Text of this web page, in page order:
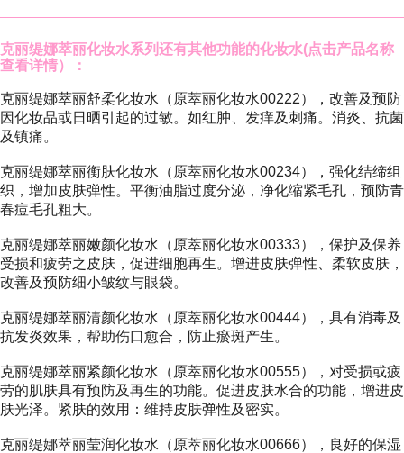
克丽缇娜萃丽化妆水系列还有其他功能的化妆水(点击产品名称
查看详情）：
克丽缇娜萃丽舒柔化妆水（原萃丽化妆水00222）
，改善及预防
因化妆品或日晒引起的过敏。如红肿、发痒及刺痛。消炎、抗菌
及镇痛。
克丽缇娜萃丽衡肤化妆水（原萃丽化妆水00234）
，强化结缔组
织，增加皮肤弹性。平衡油脂过度分泌，净化缩紧毛孔，预防青
春痘毛孔粗大。
克丽缇娜萃丽嫩颜化妆水（原萃丽化妆水00333）
，保护及保养
受损和疲劳之皮肤，促进细胞再生。增进皮肤弹性、柔软皮肤，
改善及预防细小皱纹与眼袋。
克丽缇娜萃丽清颜化妆水（原萃丽化妆水00444）
，具有消毒及
抗发炎效果，帮助伤口愈合，防止瘀斑产生。
克丽缇娜萃丽紧颜化妆水（原萃丽化妆水00555）
，对受损或疲
劳的肌肤具有预防及再生的功能。促进皮肤水合的功能，增进皮
肤光泽。紧肤的效用：维持皮肤弹性及密实。
克丽缇娜萃丽莹润化妆水（原萃丽化妆水00666）
，良好的保湿